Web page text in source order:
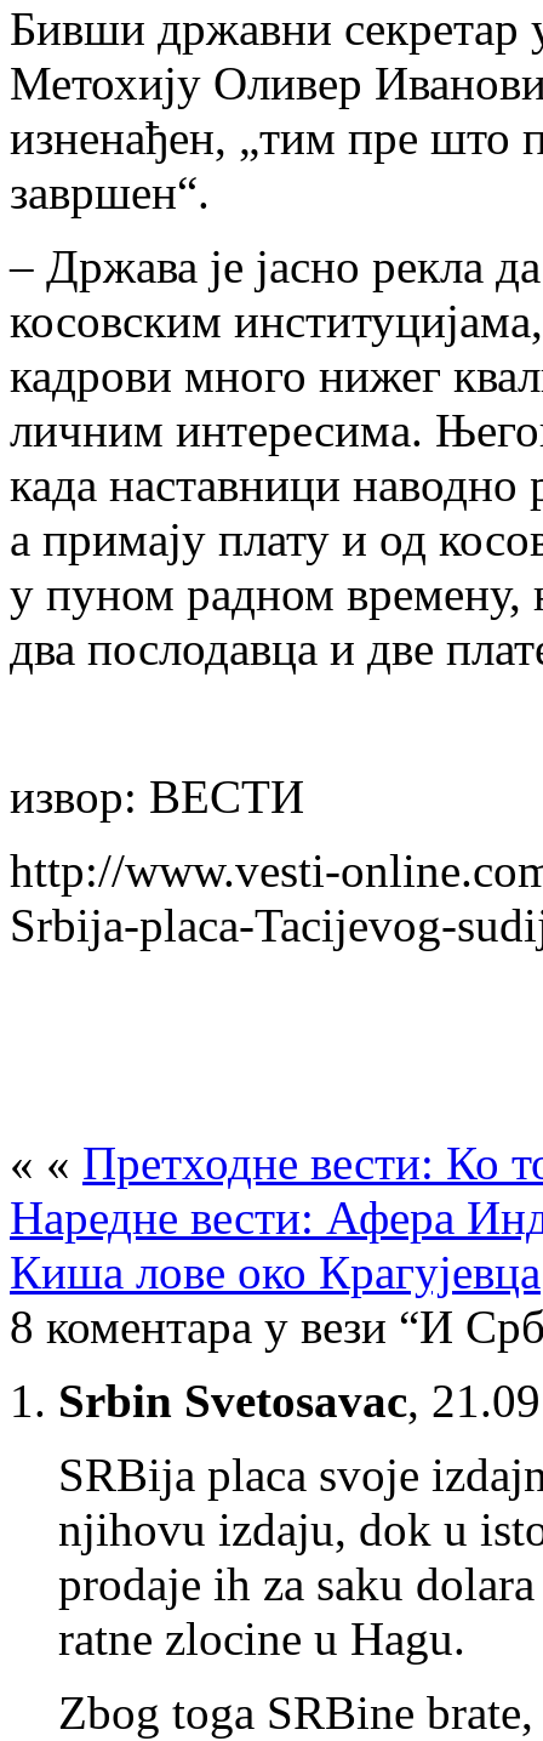
Бивши државни секретар
Метохију Оливер
изненађен, „тим пре што
завршен“.
– Држава је јасно рекла
косовским
кадрови много нижег
личним интересима.
када наставници наводно
а примају плату и од
у пуном радном времену,
два послодавца и две
извор: ВЕСТИ
http://www.vesti-
Srbija-placa-Tacijevog-
« « Претходне вести: Ко
Наредне вести: Афера
Киша лове око Крагујевца
8 коментара у вези “И
Srbin Svetosavac,
SRBija placa svoje
njihovu izdaju, dok u
prodaje ih za saku
ratne zlocine u Hagu.
Zbog toga SRBine